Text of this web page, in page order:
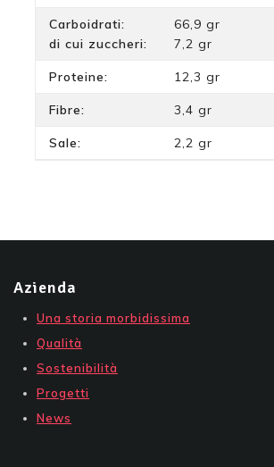
Carboidrati:
di cui zuccheri:
66,9 gr
7,2 gr
Proteine: 12,3 gr
Fibre: 3,4 gr
Sale: 2,2 gr
Azienda
Una storia morbidissima
Qualità
Sostenibilità
Progetti
News